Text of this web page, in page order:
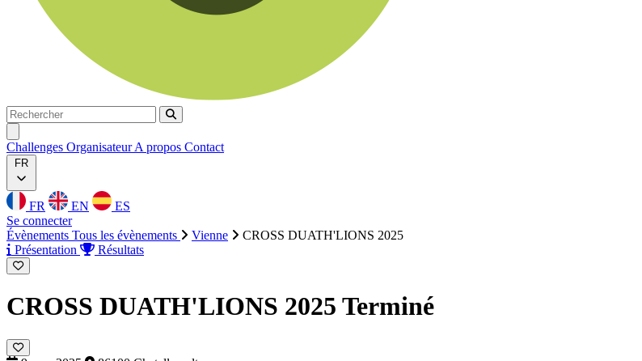
Rechercher
Rechercher
Challenges OrganisateurA propos Contact
FR
FR EN
ES
Se connecter
Évènements Tous les évènements Vienne
CROSS DUATH'LIONS 2025
Présentation
Résultats
CROSS DUATH'LIONS 2025 Terminé